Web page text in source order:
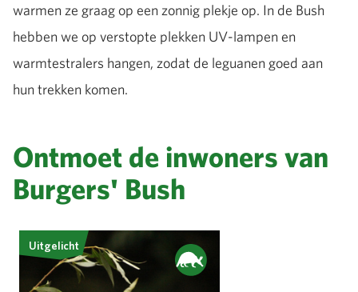
warmen ze graag op een zonnig plekje op. In de Bush
hebben we op verstopte plekken UV-lampen en
warmtestralers hangen, zodat de leguanen goed aan
hun trekken komen.
Ontmoet de inwoners van
Burgers' Bush
Uitgelicht